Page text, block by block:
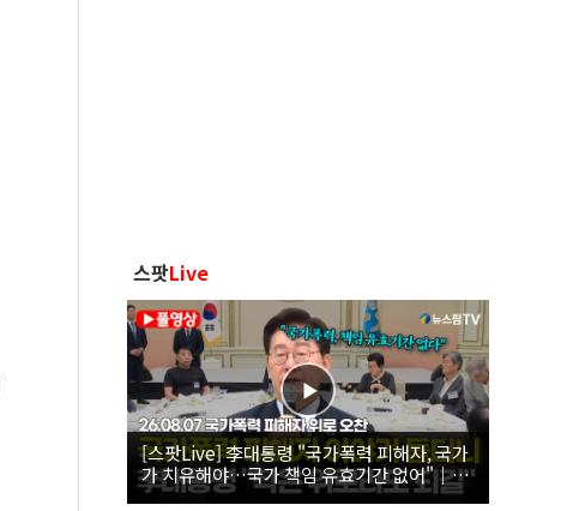
스팟Live
[스팟Live] 李대통령 "국가폭력 피해자, 국가
가 치유해야…국가 책임 유효기간 없어"｜
26.08.07 국가폭력 피해자 위로 오찬